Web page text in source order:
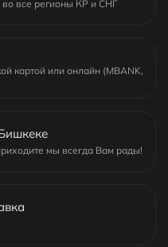
все регионы КР и СНГ
картой или онлайн (MBANK,
мы всегда Вам рады!